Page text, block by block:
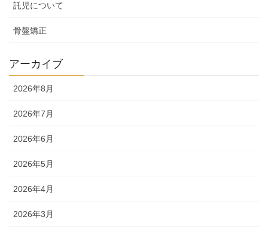
託児について
骨盤矯正
アーカイブ
2026年8月
2026年7月
2026年6月
2026年5月
2026年4月
2026年3月